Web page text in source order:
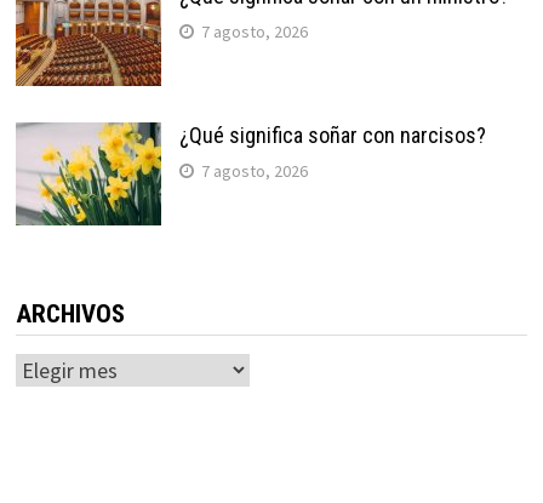
7 agosto, 2026
¿Qué significa soñar con narcisos?
7 agosto, 2026
ARCHIVOS
Archivos